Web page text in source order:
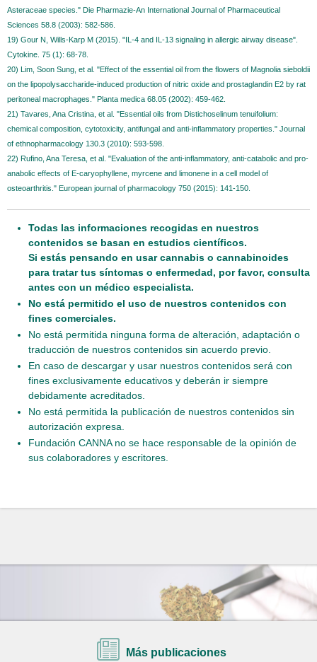
Asteraceae species." Die Pharmazie-An International Journal of Pharmaceutical
Sciences 58.8 (2003): 582-586.
19) Gour N, Wills-Karp M (2015). "IL-4 and IL-13 signaling in allergic airway disease".
Cytokine. 75 (1): 68-78.
20) Lim, Soon Sung, et al. "Effect of the essential oil from the flowers of Magnolia sieboldii
on the lipopolysaccharide-induced production of nitric oxide and prostaglandin E2 by rat
peritoneal macrophages." Planta medica 68.05 (2002): 459-462.
21) Tavares, Ana Cristina, et al. "Essential oils from Distichoselinum tenuifolium:
chemical composition, cytotoxicity, antifungal and anti-inflammatory properties." Journal
of ethnopharmacology 130.3 (2010): 593-598.
22) Rufino, Ana Teresa, et al. "Evaluation of the anti-inflammatory, anti-catabolic and pro-
anabolic effects of E-caryophyllene, myrcene and limonene in a cell model of
osteoarthritis." European journal of pharmacology 750 (2015): 141-150.
Todas las informaciones recogidas en nuestros
contenidos se basan en estudios científicos.
Si estás pensando en usar cannabis o cannabinoides
para tratar tus síntomas o enfermedad, por favor, consulta
antes con un médico especialista.
No está permitido el uso de nuestros contenidos con
fines comerciales.
No está permitida ninguna forma de alteración, adaptación o
traducción de nuestros contenidos sin acuerdo previo.
En caso de descargar y usar nuestros contenidos será con
fines exclusivamente educativos y deberán ir siempre
debidamente acreditados.
No está permitida la publicación de nuestros contenidos sin
autorización expresa.
Fundación CANNA no se hace responsable de la opinión de
sus colaboradores y escritores.
Más publicaciones